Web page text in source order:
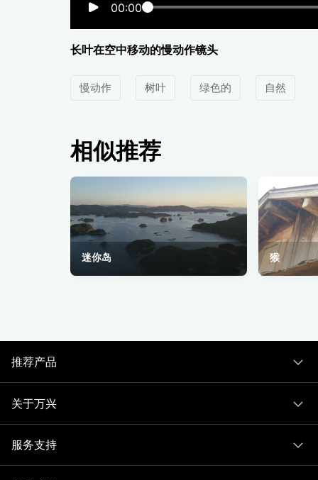
00:00
长叶在空中移动的慢动作镜头
慢动作 树叶 绿色的 自然
相似推荐
迷你岛 猴
推荐产品
关于万兴
服务支持